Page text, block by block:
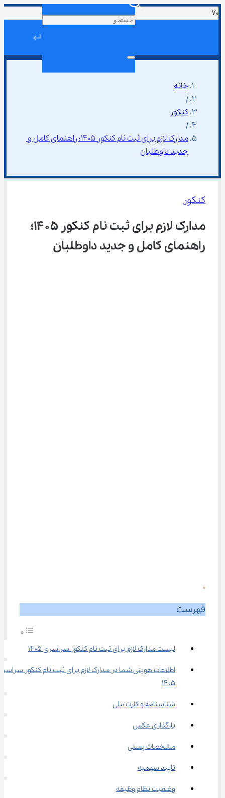
↵
خانه
/
کنکور
/
مدارک لازم برای ثبت نام کنکور ۱۴۰۵؛ راهنمای کامل و
جدید داوطلبان
کنکور
مدارک لازم برای ثبت نام کنکور ۱۴۰۵؛
راهنمای کامل و جدید داوطلبان
0
فهرست
لیست مدارک لازم برای ثبت نام کنکور سراسری ۱۴۰۵
اطلاعات هویتی شما در مدارک لازم برای ثبت نام کنکور
۱۴۰۵
شناسنامه و کارت ملی
بارگذاری عکس
مشخصات پستی
تایید سهمیه
وضعیت نظام وظیفه